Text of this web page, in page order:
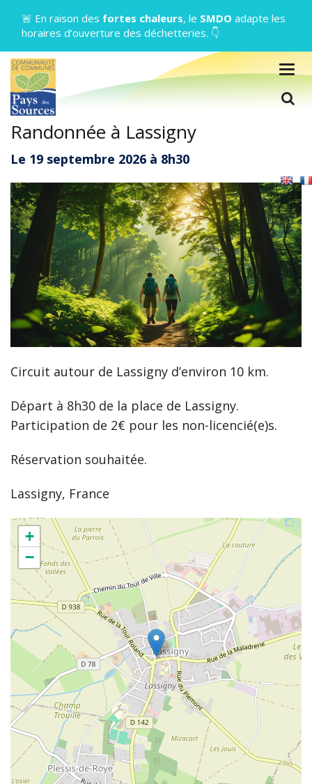
🚨 En raison des fortes chaleurs, le SMDO adapte les
horaires d’ouverture des déchetteries. 👇
Randonnée à Lassigny
Le 19 septembre 2026 à 8h30
Circuit autour de Lassigny d’environ 10 km.
Départ à 8h30 de la place de Lassigny.
Participation de 2€ pour les non-licencié(e)s.
Réservation souhaitée.
Lassigny, France
+
−